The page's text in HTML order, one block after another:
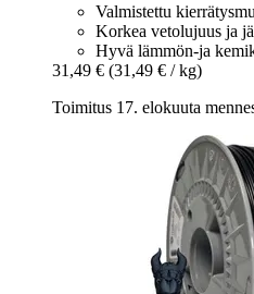
Valmistettu
Korkea vetolujuus ja
Hyvä lämmön-ja
31,49 € (31,49 € / kg)
Toimitus 17. elokuuta